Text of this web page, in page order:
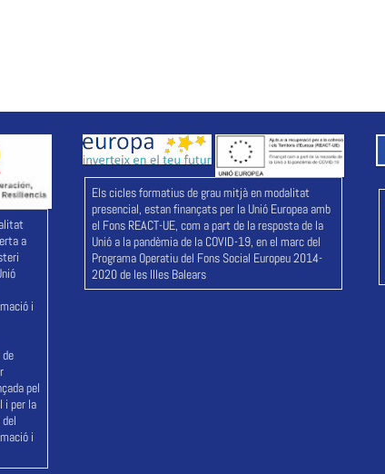
a
i
pel
i per la
i
Els cicles formatius de grau mitjà en modalitat
presencial, estan finançats per la Unió Europea amb
el Fons REACT-UE, com a part de la resposta de la
Unió a la pandèmia de la COVID-19, en el marc del
Programa Operatiu del Fons Social Europeu 2014-
2020 de les Illes Balears